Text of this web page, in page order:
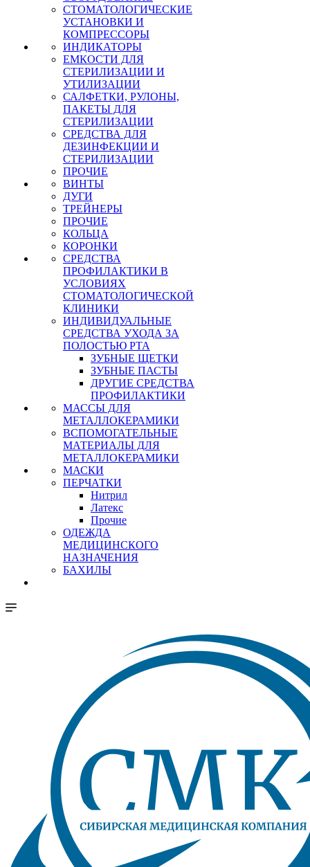
СТОМАТОЛОГИЧЕСКИЕ
УСТАНОВКИ И
КОМПРЕССОРЫ
ИНДИКАТОРЫ
ЕМКОСТИ ДЛЯ
СТЕРИЛИЗАЦИИ И
УТИЛИЗАЦИИ
САЛФЕТКИ, РУЛОНЫ,
ПАКЕТЫ ДЛЯ
СТЕРИЛИЗАЦИИ
СРЕДСТВА ДЛЯ
ДЕЗИНФЕКЦИИ И
СТЕРИЛИЗАЦИИ
ПРОЧИЕ
ВИНТЫ
ДУГИ
ТРЕЙНЕРЫ
ПРОЧИЕ
КОЛЬЦА
КОРОНКИ
СРЕДСТВА
ПРОФИЛАКТИКИ В
УСЛОВИЯХ
СТОМАТОЛОГИЧЕСКОЙ
КЛИНИКИ
ИНДИВИДУАЛЬНЫЕ
СРЕДСТВА УХОДА ЗА
ПОЛОСТЬЮ РТА
ЗУБНЫЕ ЩЕТКИ
ЗУБНЫЕ ПАСТЫ
ДРУГИЕ СРЕДСТВА
ПРОФИЛАКТИКИ
МАССЫ ДЛЯ
МЕТАЛЛОКЕРАМИКИ
ВСПОМОГАТЕЛЬНЫЕ
МАТЕРИАЛЫ ДЛЯ
МЕТАЛЛОКЕРАМИКИ
МАСКИ
ПЕРЧАТКИ
Нитрил
Латекс
Прочие
ОДЕЖДА
МЕДИЦИНСКОГО
НАЗНАЧЕНИЯ
БАХИЛЫ